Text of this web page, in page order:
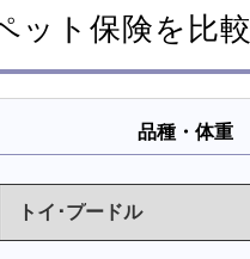
ット保険を比較
品種・体重